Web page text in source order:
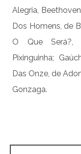
Alegria,
Dos Homens, de
O Que Será?,
Pixinguinha;
Das Onze, de
Gonzaga.